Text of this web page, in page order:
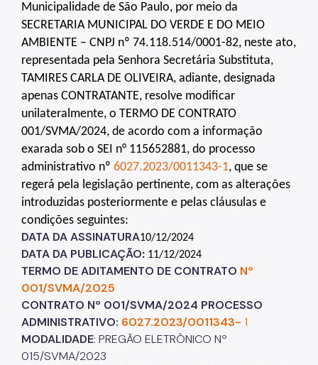
TAC - Termo de Ajustamento de Conduta
Mudanças Climáticas
Comitê do Clima
Inventário de GEE
Plano de Ação Climática
COMFROTA-SP
Planos
Mata Atlântica
Arborização Urbana
Áreas Protegidas, Áreas Verdes e Espaços Livres
Plano de Ação Climática
Serviços Ambientais
Educação Ambiental
Municipalidade de São Paulo, por meio da
SECRETARIA MUNICIPAL DO VERDE E DO MEIO
AMBIENTE – CNPJ nº 74.118.514/0001-82, neste ato,
representada pela Senhora Secretária Substituta,
TAMIRES CARLA DE OLIVEIRA, adiante, designada
apenas CONTRATANTE, resolve modificar
unilateralmente, o TERMO DE CONTRATO
001/SVMA/2024, de acordo com a informação
exarada sob o SEI n° 115652881, do processo
administrativo nº 6027.2023/0011343-1, que se
regerá pela legislação pertinente, com as alterações
introduzidas posteriormente e pelas cláusulas e
condições seguintes:
DATA DA ASSINATURA10/12/2024
DATA DA PUBLICAÇÃO: 11/12/2024
TERMO DE ADITAMENTO DE CONTRATO Nº
001/SVMA/2025
CONTRATO Nº 001/SVMA/2024 PROCESSO
ADMINISTRATIVO: 6027.2023/0011343- 1
MODALIDADE: PREGÃO ELETRÔNICO Nº
015/SVMA/2023